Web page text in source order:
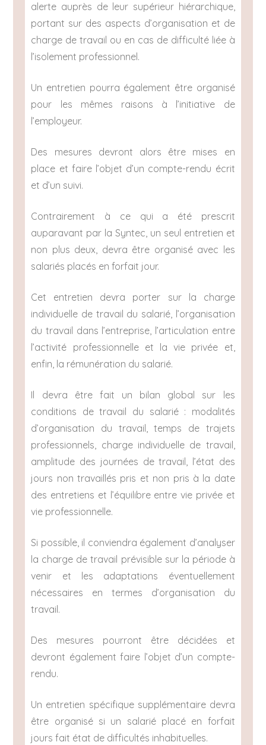
alerte auprès de leur supérieur hiérarchique,
portant sur des aspects d’organisation et de
charge de travail ou en cas de difficulté liée à
l’isolement professionnel.
Un entretien pourra également être organisé
pour les mêmes raisons à l’initiative de
l’employeur.
Des mesures devront alors être mises en
place et faire l’objet d’un compte-rendu écrit
et d’un suivi.
Contrairement à ce qui a été prescrit
auparavant par la Syntec, un seul entretien et
non plus deux, devra être organisé avec les
salariés placés en forfait jour.
Cet entretien devra porter sur la charge
individuelle de travail du salarié, l’organisation
du travail dans l’entreprise, l’articulation entre
l’activité professionnelle et la vie privée et,
enfin, la rémunération du salarié.
Il devra être fait un bilan global sur les
conditions de travail du salarié : modalités
d’organisation du travail, temps de trajets
professionnels, charge individuelle de travail,
amplitude des journées de travail, l’état des
jours non travaillés pris et non pris à la date
des entretiens et l’équilibre entre vie privée et
vie professionnelle.
Si possible, il conviendra également d’analyser
la charge de travail prévisible sur la période à
venir et les adaptations éventuellement
nécessaires en termes d’organisation du
travail.
Des mesures pourront être décidées et
devront également faire l’objet d’un compte-
rendu.
Un entretien spécifique supplémentaire devra
être organisé si un salarié placé en forfait
jours fait état de difficultés inhabituelles.